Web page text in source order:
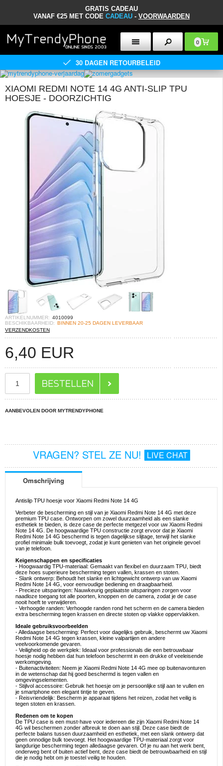
GRATIS CADEAU
VANAF €25 MET CODE CADEAU - VOORWAARDEN
0
30 DAGEN RETOURBELEID
XIAOMI REDMI NOTE 14 4G ANTI-SLIP TPU
HOESJE - DOORZICHTIG
ARTIKELNUMMER: 4010099
BESCHIKBAARHEID: BINNEN 20-25 DAGEN LEVERBAAR
VERZENDKOSTEN
6,40 EUR
AANBEVOLEN DOOR MYTRENDYPHONE
VRAGEN? STEL ZE NU! LIVE CHAT
Omschrijving
Antislip TPU hoesje voor Xiaomi Redmi Note 14 4G
Verbeter de bescherming en stijl van je Xiaomi Redmi Note 14 4G met deze
premium TPU case. Ontworpen om zowel duurzaamheid als een slanke
esthetiek te bieden, is deze case de perfecte metgezel voor uw Xiaomi Redmi
Note 14 4G. De hoogwaardige TPU constructie zorgt ervoor dat je Xiaomi
Redmi Note 14 4G beschermd is tegen dagelijkse slijtage, terwijl het slanke
profiel minimale bulk toevoegt, zodat je kunt genieten van het originele gevoel
van je telefoon.
Keigenschappen en specificaties
- Hoogwaardig TPU-materiaal: Gemaakt van flexibel en duurzaam TPU, biedt
deze hoes superieure bescherming tegen vallen, krassen en stoten.
- Slank ontwerp: Behoudt het slanke en lichtgewicht ontwerp van uw Xiaomi
Redmi Note 14 4G, voor eenvoudige bediening en draagbaarheid.
- Precieze uitsparingen: Nauwkeurig geplaatste uitsparingen zorgen voor
naadloze toegang tot alle poorten, knoppen en de camera, zodat je de case
nooit hoeft te verwijderen.
- Verhoogde randen: Verhoogde randen rond het scherm en de camera bieden
extra bescherming tegen krassen en directe stoten op vlakke oppervlakken.
Ideale gebruiksvoorbeelden
- Alledaagse bescherming: Perfect voor dagelijks gebruik, beschermt uw Xiaomi
Redmi Note 14 4G tegen krassen, kleine valpartijen en andere
veelvoorkomende gevaren.
- Veiligheid op de werkplek: Ideaal voor professionals die een betrouwbaar
hoesje nodig hebben dat hun telefoon beschermt in een drukke of veeleisende
werkomgeving.
- Buitenactiviteiten: Neem je Xiaomi Redmi Note 14 4G mee op buitenavonturen
in de wetenschap dat hij goed beschermd is tegen vallen en
omgevingselementen.
- Stijlvol accessoire: Gebruik het hoesje om je persoonlijke stijl aan te vullen en
je smartphone een elegant tintje te geven.
- Reisvriendelijk: Bescherm je apparaat tijdens het reizen, zodat het veilig is
tegen stoten en krassen.
Redenen om te kopen
De TPU case is een must-have voor iedereen die zijn Xiaomi Redmi Note 14
4G wil beschermen zonder afbreuk te doen aan stijl. Deze case biedt de
perfecte balans tussen duurzaamheid en esthetiek, met een slank ontwerp dat
geen onnodige bulk toevoegt. Het hoogwaardige TPU-materiaal zorgt voor
langdurige bescherming tegen alledaagse gevaren. Of je nu aan het werk bent,
onderweg bent of buiten actief bent, deze case biedt de betrouwbaarheid en stijl
die je nodig hebt om je toestel veilig te houden.